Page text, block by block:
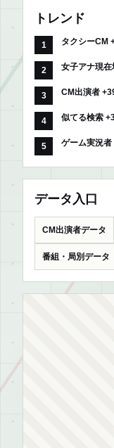
トレンド
タクシーCM
女子アナ現
CM出演者
似てる検索
ゲーム実況
データ入口
CM出演者データ
番組・局別データ